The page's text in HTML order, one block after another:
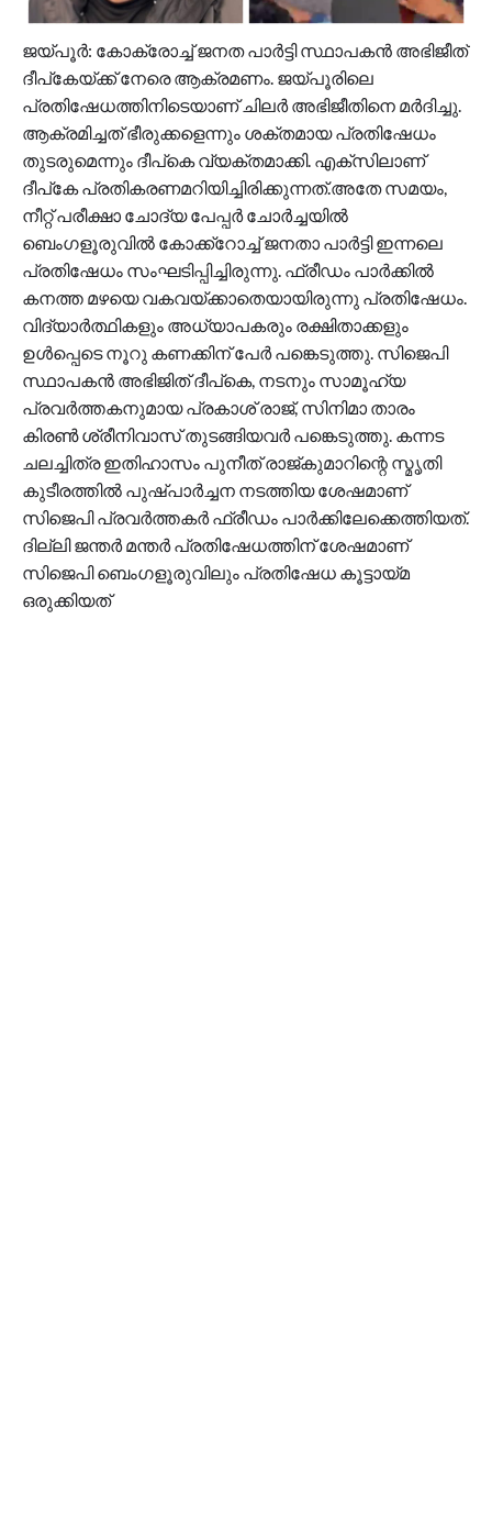
ജയ്പൂർ: കോക്രോച്ച് ജനത പാർട്ടി സ്ഥാപകൻ അഭിജീത്
ദീപ്കേയ്ക്ക് നേരെ ആക്രമണം. ജയ്പൂരിലെ
പ്രതിഷേധത്തിനിടെയാണ് ചിലർ അഭിജീതിനെ മർദിച്ചു.
ആക്രമിച്ചത് ഭീരുക്കളെന്നും ശക്തമായ പ്രതിഷേധം
തുടരുമെന്നും ദീപ്കെ വ്യക്തമാക്കി. എക്സിലാണ്
ദീപ്കേ പ്രതികരണമറിയിച്ചിരിക്കുന്നത്.അതേ സമയം,
നീറ്റ് പരീക്ഷാ ചോദ്യ പേ‍പ്പ‍ർ ചോർച്ചയിൽ
ബെംഗളൂരുവിൽ കോക്ക്റോച്ച് ജനതാ പാർട്ടി ഇന്നലെ
പ്രതിഷേധം സംഘടിപ്പിച്ചിരുന്നു. ഫ്രീഡം പാർക്കിൽ
കനത്ത മഴയെ വകവയ്ക്കാതെയായിരുന്നു പ്രതിഷേധം.
വിദ്യാർത്ഥികളും അധ്യാപകരും രക്ഷിതാക്കളും
ഉൾപ്പെടെ നൂറു കണക്കിന് പേർ പങ്കെടുത്തു. സിജെപി
സ്ഥാപകൻ അഭിജിത് ദീപ്കെ, നടനും സാമൂഹ്യ
പ്രവർത്തകനുമായ പ്രകാശ് രാജ്, സിനിമാ താരം
കിരൺ ശ്രീനിവാസ് തുടങ്ങിയവർ പങ്കെടുത്തു. കന്നട
ചലച്ചിത്ര ഇതിഹാസം പുനീത് രാജ്കുമാറിന്റെ സ്മൃതി
കുടീരത്തിൽ പുഷ്പാർച്ചന നടത്തിയ ശേഷമാണ്
സിജെപി പ്രവർത്തകർ ഫ്രീഡം പാർക്കിലേക്കെത്തിയത്.
ദില്ലി ജന്തർ മന്തർ പ്രതിഷേധത്തിന് ശേഷമാണ്
സിജെപി ബെംഗളൂരുവിലും പ്രതിഷേധ കൂട്ടായ്മ
ഒരുക്കിയത്